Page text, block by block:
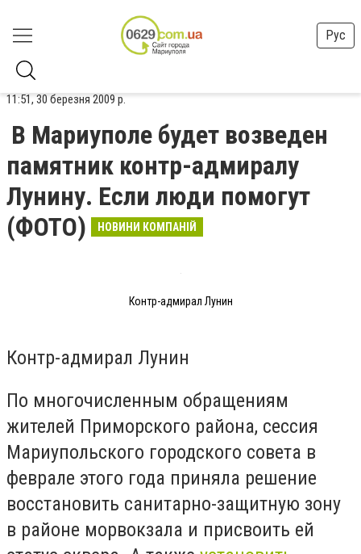
Рус
11:51, 30 березня 2009 р.
В Мариуполе будет возведен
памятник контр-адмиралу
Лунину. Если люди помогут
(ФОТО)
НОВИНИ КОМПАНІЙ
Контр-адмирал Лунин
Контр-адмирал Лунин
По многочисленным обращениям
жителей Приморского района, сессия
Мариупольского городского совета в
феврале этого года приняла решение
восстановить санитарно-защитную зону
в районе морвокзала и присвоить ей